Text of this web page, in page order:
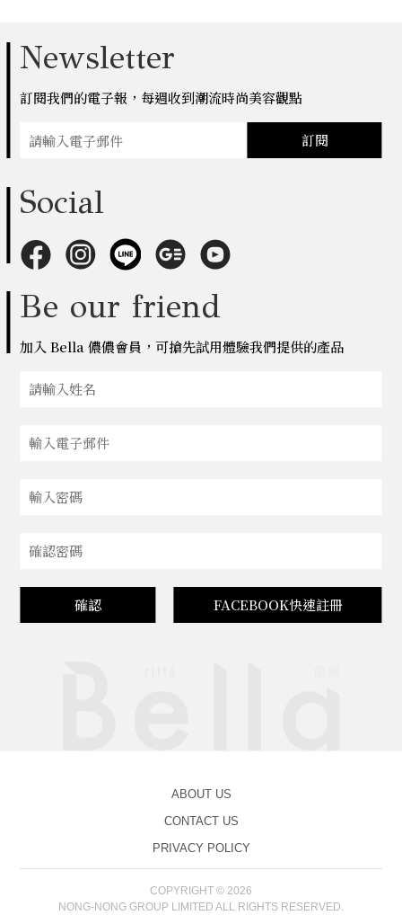
Newsletter
訂閱我們的電子報，每週收到潮流時尚美容觀點
訂閱
Social
Be our friend
加入 Bella 儂儂會員，可搶先試用體驗我們提供的產品
確認 FACEBOOK快速註冊
ABOUT US
CONTACT US
PRIVACY POLICY
COPYRIGHT © 2026
NONG-NONG GROUP LIMITED ALL RIGHTS RESERVED.